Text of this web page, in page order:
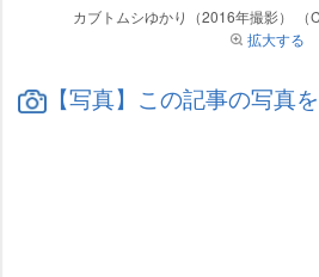
カブトムシゆかり（2016年撮影） （
拡大する
【写真】この記事の写真